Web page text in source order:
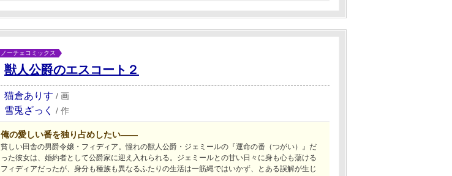
ノーチェコミックス
獣人公爵のエスコート２
猫倉ありす / 画
雪兎ざっく / 作
俺の愛しい番を独り占めしたい――
貧しい田舎の男爵令嬢・フィディア。憧れの獣人公爵・ジェミールの『運命の番（つがい）』だ
った彼女は、婚約者として公爵家に迎え入れられる。ジェミールとの甘い日々に身も心も蕩ける
フィディアだったが、身分も種族も異なるふたりの生活は一筋縄ではいかず、とある誤解が生じ